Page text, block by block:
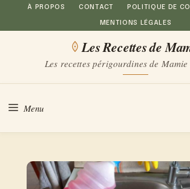
Aller
au
À PROPOS CONTACT POLITIQUE DE
MENTIONS LÉGALES
Les Recettes de
Les recettes périgourdines de
Menu